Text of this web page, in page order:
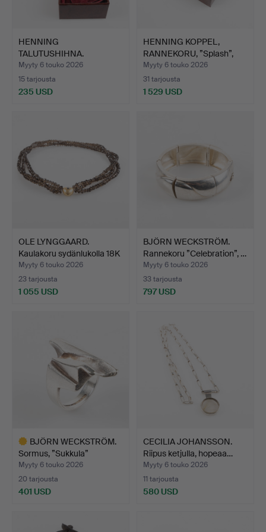
HENNING
TALUTUSHIHNA.
RINTANEULA, sterling…
Myyty 6 touko 2026
15 tarjousta
235 USD
HENNING KOPPEL,
RANNEKORU, ”Splash”,
sterl…
Myyty 6 touko 2026
31 tarjousta
1 529 USD
OLE LYNGGAARD.
Kaulakoru sydänlukolla 18K
…
Myyty 6 touko 2026
23 tarjousta
1 055 USD
BJÖRN WECKSTRÖM.
Rannekoru ”Celebration”, …
Myyty 6 touko 2026
33 tarjousta
797 USD
BJÖRN WECKSTRÖM.
Sormus, ”Sukkula”
Tähtien…
Myyty 6 touko 2026
20 tarjousta
401 USD
CECILIA JOHANSSON.
Riipus ketjulla, hopeaa…
Myyty 6 touko 2026
11 tarjousta
580 USD